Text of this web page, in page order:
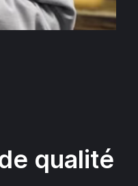
qualité